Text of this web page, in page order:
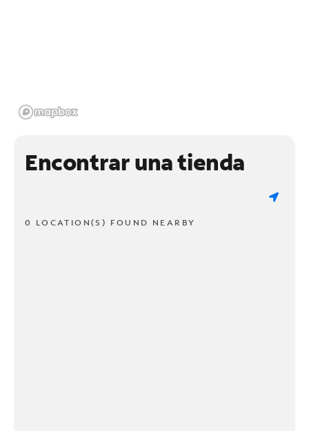
Encontrar una tienda
0 LOCATION(S) FOUND NEARBY